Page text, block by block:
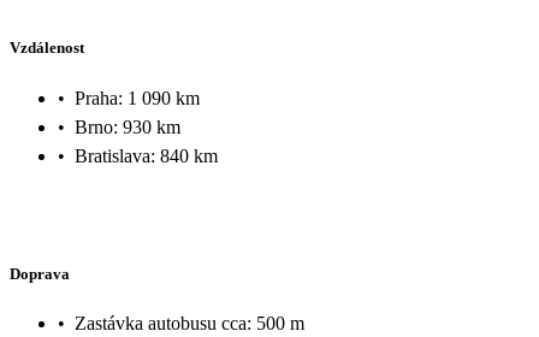
Vzdálenost
• Praha: 1 090 km
• Brno: 930 km
• Bratislava: 840 km
Doprava
• Zastávka autobusu cca: 500 m